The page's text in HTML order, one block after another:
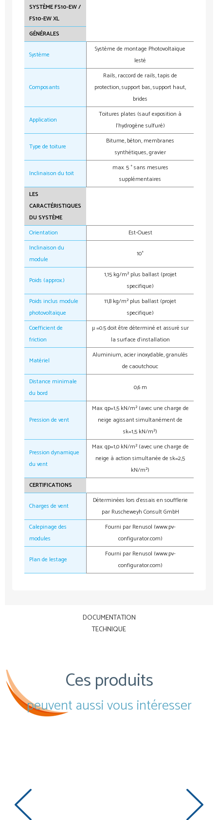
SYSTÈME FS10-EW /
FS10-EW XL
GÉNÉRALES
Système
Système de montage Photovoltaïque
lesté
Composants
Rails, raccord de rails, tapis de
protection, support bas, support haut,
brides
Application
Toitures plates (sauf exposition à
l‘hydrogène sulfuré)
Type de toiture
Bitume, béton, membranes
synthétiques, gravier
Inclinaison du toit
max. 5 ° sans mesures
supplémentaires
LES
CARACTÉRISTIQUES
DU SYSTÈME
Orientation
Est-Ouest
Inclinaison du
module
10°
Poids (approx.)
1,15 kg/m² plus ballast (projet
specifique)
Poids inclus module
photovoltaïque
11,8 kg/m² plus ballast (projet
specifique)
Coefficient de
friction
μ =0.5 doit être déterminé et assuré sur
la surface d‘installation
Matériel
Aluminium, acier inoxydable, granulés
de caoutchouc
Distance minimale
du bord
0,6 m
Pression de vent
Max. qp=1,5 kN/m² (avec une charge de
neige agissant simultanément de
sk=1,5 kN/m²)
Pression dynamique
du vent
Max. qp=1,0 kN/m² (avec une charge de
neige à action simultanée de sk=2,5
kN/m²)
CERTIFICATIONS
Charges de vent
Déterminées lors d‘essais en soufflerie
par Ruscheweyh Consult GmbH
Calepinage des
modules
Fourni par Renusol (www.pv-
configurator.com)
Plan de lestage
Fourni par Renusol (www.pv-
configurator.com)
DOCUMENTATION
TECHNIQUE
Ces produits
peuvent aussi vous intéresser